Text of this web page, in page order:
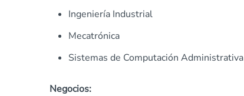
Ingeniería Industrial
Mecatrónica
Sistemas de Computación Administrativa
Negocios: